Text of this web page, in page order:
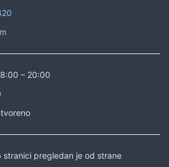
– 20:00
stranici pregledan je od strane